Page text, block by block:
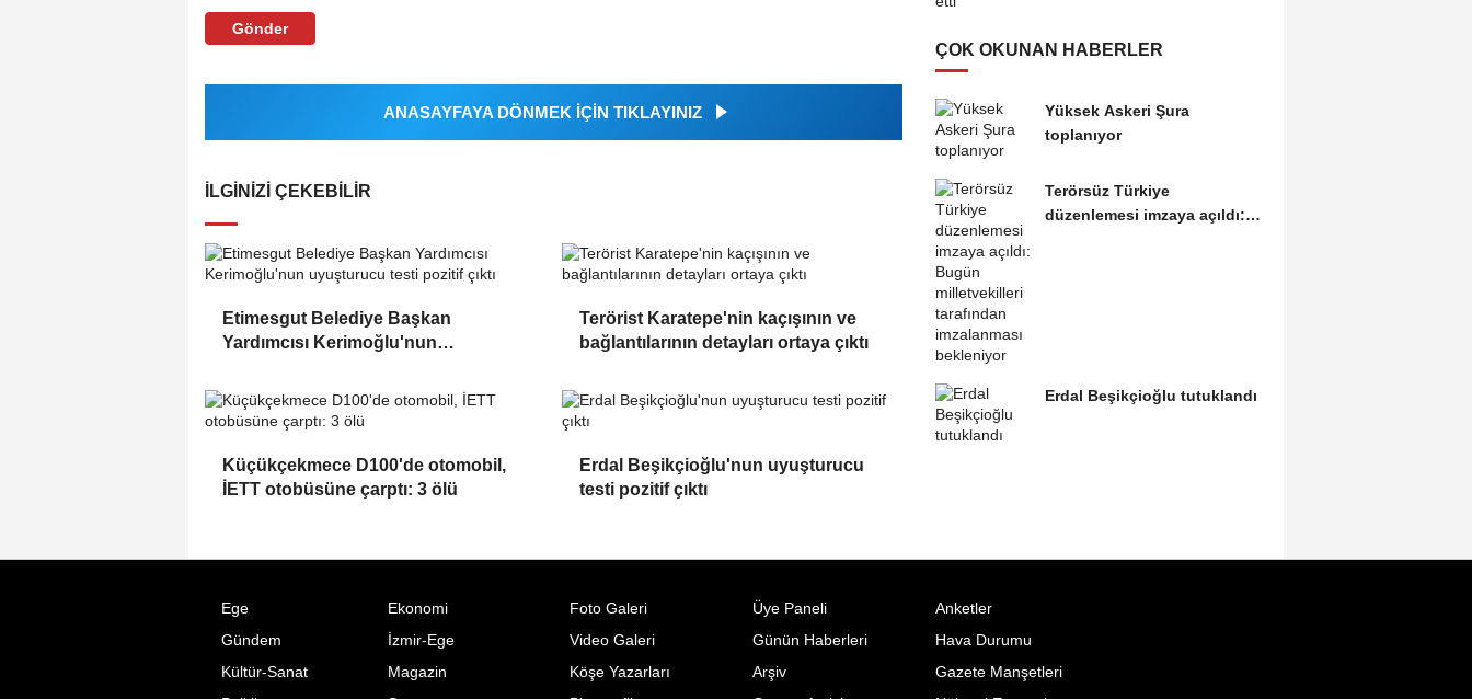
Gönder
ANASAYFAYA DÖNMEK İÇİN TIKLAYINIZ
İLGINIZI ÇEKEBILIR
Etimesgut Belediye Başkan
Yardımcısı Kerimoğlu'nun
Terörist Karatepe'nin kaçışının ve
bağlantılarının detayları ortaya çıktı
Küçükçekmece D100'de otomobil,
İETT otobüsüne çarptı: 3 ölü
Erdal Beşikçioğlu'nun uyuşturucu
testi pozitif çıktı
ÇOK OKUNAN HABERLER
Yüksek Askeri Şura
toplanıyor
Terörsüz Türkiye
düzenlemesi imzaya açıldı:
Erdal Beşikçioğlu tutuklandı
Ege
Ekonomi
Gündem
İzmir-Ege
Kültür-Sanat
Magazin
Foto Galeri
Video Galeri
Köşe Yazarları
Üye Paneli
Günün Haberleri
Arşiv
Anketler
Hava Durumu
Gazete Manşetleri